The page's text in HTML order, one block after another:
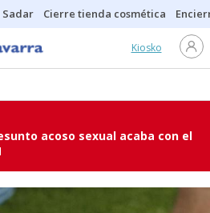
Sadar Cierre tienda cosmética
Kiosko
acoso sexual acaba con el